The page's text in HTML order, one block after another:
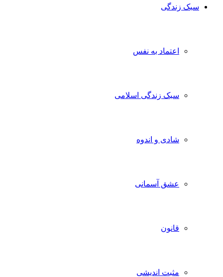
سبک زندگی
اعتماد به نفس
سبک زندگی اسلامی
شادی و اندوه
عشق آسمانی
قانون
مثبت اندیشی